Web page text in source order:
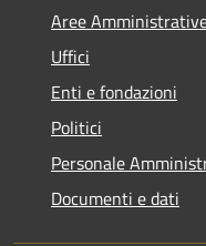
Aree
Uffici
Enti e fondazioni
Politici
Personale
Documenti e dati